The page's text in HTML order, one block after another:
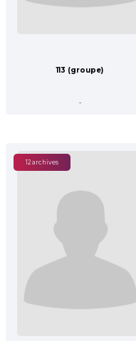
113 (groupe)
-
12 archives